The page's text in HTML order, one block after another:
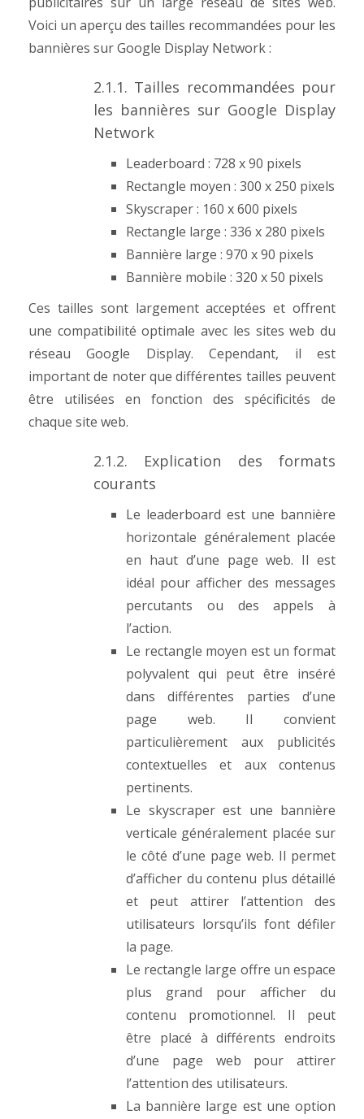
Voici un aperçu des tailles recommandées pour les
bannières sur Google Display Network :
2.1.1. Tailles recommandées pour
les bannières sur Google Display
Network
Leaderboard : 728 x 90 pixels
Rectangle moyen : 300 x 250 pixels
Skyscraper : 160 x 600 pixels
Rectangle large : 336 x 280 pixels
Bannière large : 970 x 90 pixels
Bannière mobile : 320 x 50 pixels
Ces tailles sont largement acceptées et offrent
une compatibilité optimale avec les sites web du
réseau Google Display. Cependant, il est
important de noter que différentes tailles peuvent
être utilisées en fonction des spécificités de
chaque site web.
2.1.2. Explication des formats
courants
Le leaderboard est une bannière
horizontale généralement placée
en haut d’une page web. Il est
idéal pour afficher des messages
percutants ou des appels à
l’action.
Le rectangle moyen est un format
polyvalent qui peut être inséré
dans différentes parties d’une
page web. Il convient
particulièrement aux publicités
contextuelles et aux contenus
pertinents.
Le skyscraper est une bannière
verticale généralement placée sur
le côté d’une page web. Il permet
d’afficher du contenu plus détaillé
et peut attirer l’attention des
utilisateurs lorsqu’ils font défiler
la page.
Le rectangle large offre un espace
plus grand pour afficher du
contenu promotionnel. Il peut
être placé à différents endroits
d’une page web pour attirer
l’attention des utilisateurs.
La bannière large est une option